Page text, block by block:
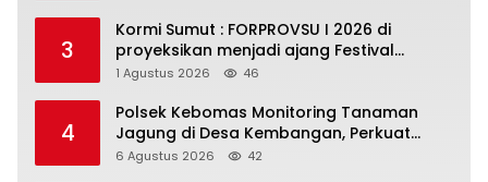
3
Kormi Sumut : FORPROVSU I 2026 di
proyeksikan menjadi ajang Festival
Olahraga Masyarakat dengan Pegiat
1 Agustus 2026 46
4
Polsek Kebomas Monitoring Tanaman
Jagung di Desa Kembangan, Perkuat
Dukungan Ketahanan Pangan Nasional
6 Agustus 2026 42